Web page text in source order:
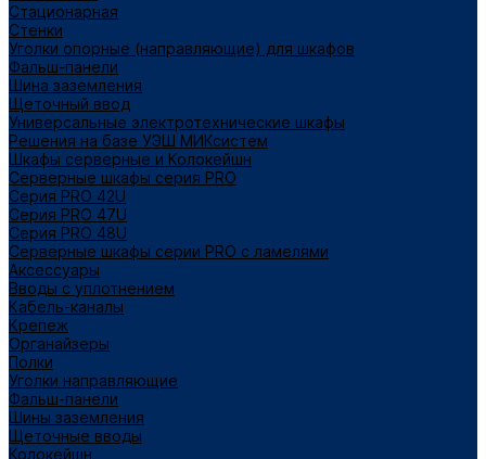
Стационарная
Стенки
Уголки опорные (направляющие) для шкафов
Фальш-панели
Шина заземления
Щеточный ввод
Универсальные электротехнические шкафы
Решения на базе УЭШ МИКсистем
Шкафы серверные и Колокейшн
Серверные шкафы серия PRO
Серия PRO 42U
Серия PRO 47U
Серия PRO 48U
Серверные шкафы серии PRO с ламелями
Аксессуары
Вводы с уплотнением
Кабель-каналы
Крепеж
Органайзеры
Полки
Уголки направляющие
Фальш-панели
Шины заземления
Щеточные вводы
Колокейшн